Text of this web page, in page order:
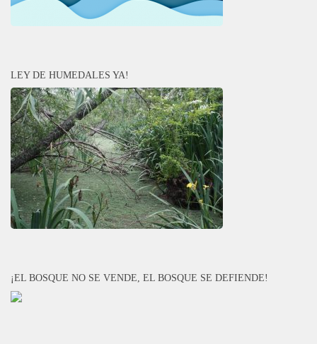
LEY DE HUMEDALES YA!
¡EL BOSQUE NO SE VENDE, EL BOSQUE SE DEFIENDE!